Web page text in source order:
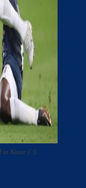
in Katar 1:1.